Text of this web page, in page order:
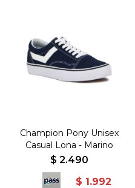
Champion Pony Unisex
Casual Lona - Marino
$ 2.490
$ 1.992